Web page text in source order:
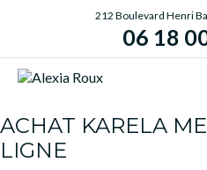
212 Boulevard Henri
06 18
ACHAT KARELA
LIGNE